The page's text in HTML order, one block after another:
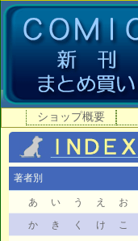
ショップ概要
著者別
あ い う え
お
か
き く け
こ